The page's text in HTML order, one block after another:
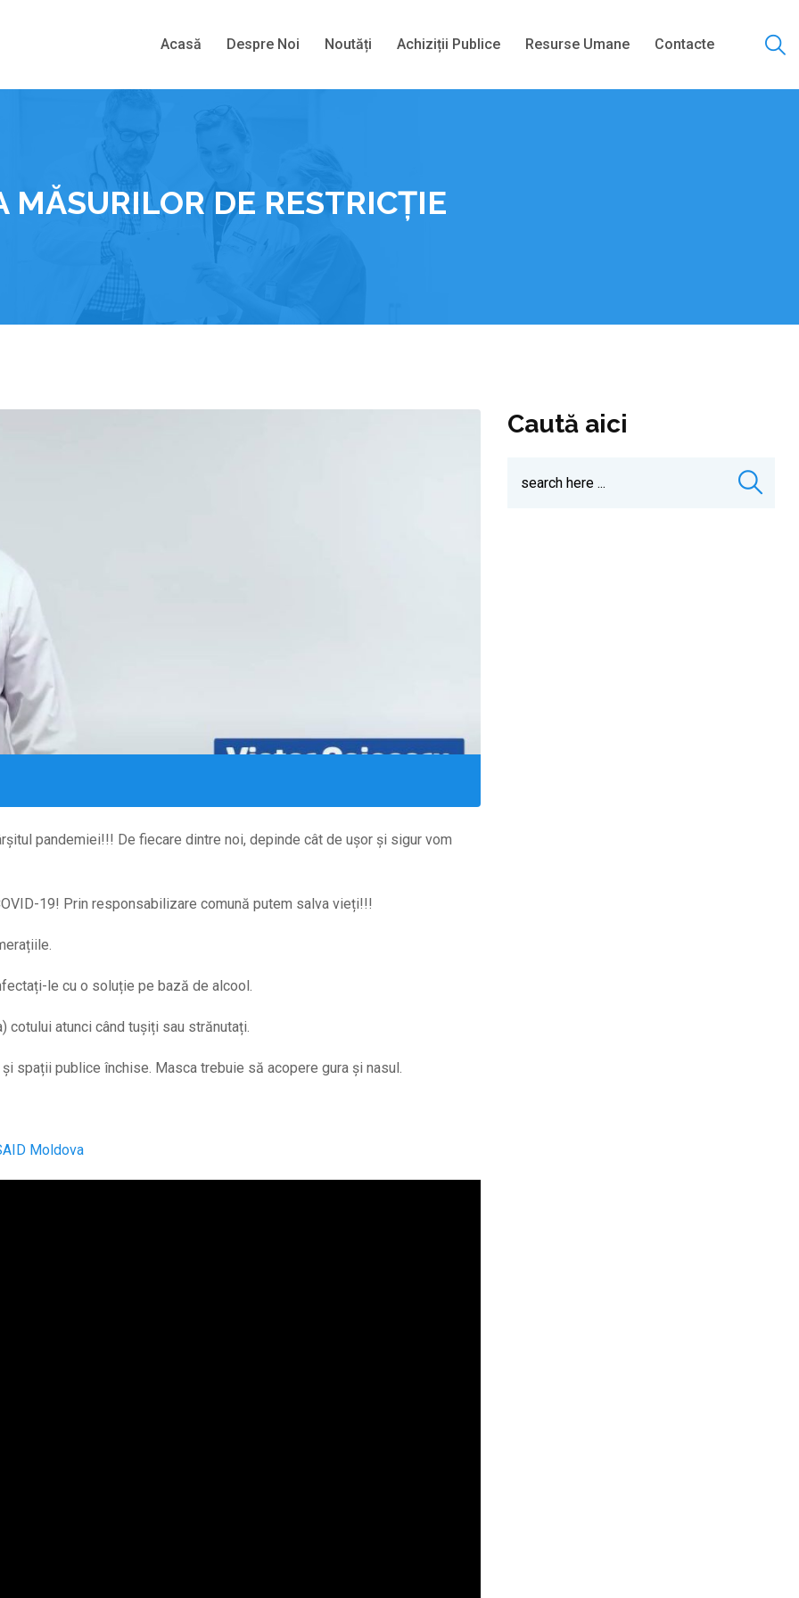
Acasă Despre Noi Noutăți Achiziții Publice Resurse Umane Contacte
MĂSURILOR DE RESTRICȚIE
pandemiei!!! De fiecare dintre noi, depinde cât de ușor și sigur vom
19! Prin responsabilizare comună putem salva vieți!!!
le cu o soluție pe bază de alcool.
cotului atunci când tușiți sau strănutați.
spații publice închise. Masca trebuie să acopere gura și nasul.
Moldova
Caută aici